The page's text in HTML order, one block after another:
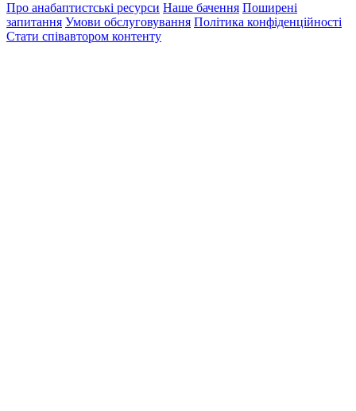
Про анабаптистські ресурси Наше бачення Поширені
запитання Умови обслуговування Політика конфіденційності
Стати співавтором контенту